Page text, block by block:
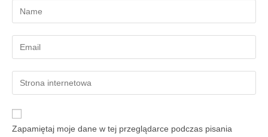
Zapamiętaj moje dane w tej przeglądarce podczas pisania